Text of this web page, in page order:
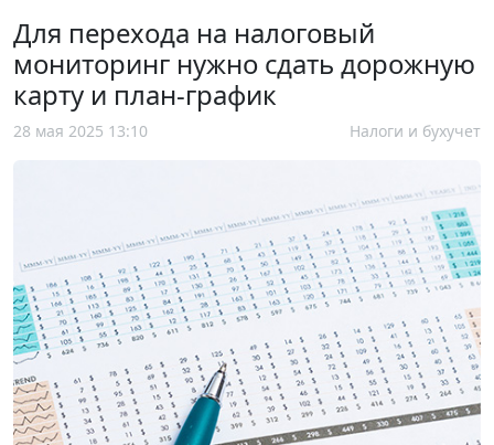
Для перехода на налоговый
мониторинг нужно сдать дорожную
карту и план-график
28 мая 2025 13:10 Налоги и бухучет